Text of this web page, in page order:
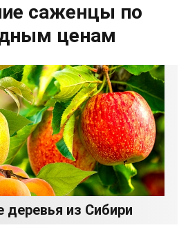
саженцы по
ценам
из Сибири